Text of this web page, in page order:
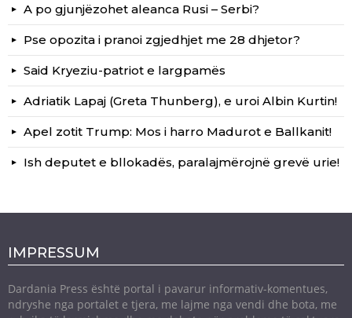
A po gjunjëzohet aleanca Rusi – Serbi?
Pse opozita i pranoi zgjedhjet me 28 dhjetor?
Said Kryeziu-patriot e largpamës
Adriatik Lapaj (Greta Thunberg), e uroi Albin Kurtin!
Apel zotit Trump: Mos i harro Madurot e Ballkanit!
Ish deputet e bllokadës, paralajmërojnë grevë urie!
IMPRESSUM
Dardania Press është portal i pavarur informativ-komentues,
ndryshe nga portalet e tjera, me lajme nga vendi dhe bota, me